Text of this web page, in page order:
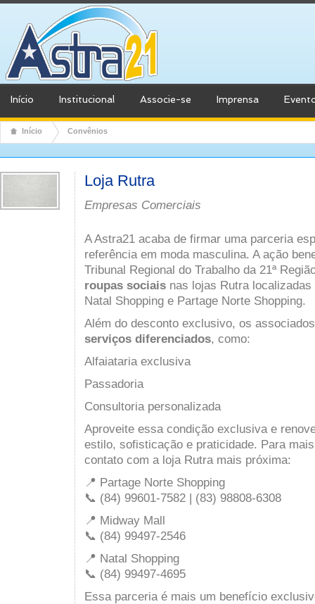
Início Institucional Associe-se Imprensa
Início Convênios
Loja Rutra
Empresas Comerciais
A Astra21 acaba de firmar uma parceria
referência em moda masculina. A ação
Tribunal Regional do Trabalho da 21ª
roupas sociais nas lojas Rutra
Natal Shopping e Partage Norte Shopping.
Além do desconto exclusivo, os
serviços diferenciados, como:
Alfaiataria exclusiva
Passadoria
Consultoria personalizada
Aproveite essa condição exclusiva e
estilo, sofisticação e praticidade. Para
contato com a loja Rutra mais próxima:
📍 Partage Norte Shopping
📞 (84) 99601-7582 | (83) 98808-6308
📍 Midway Mall
📞 (84) 99497-2546
📍 Natal Shopping
📞 (84) 99497-4695
Essa parceria é mais um benefício